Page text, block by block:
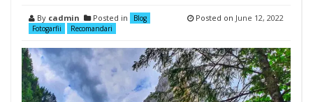
By cadmin Posted in
Blog
Fotogarfii
Recomandari
Posted on June 12, 2022